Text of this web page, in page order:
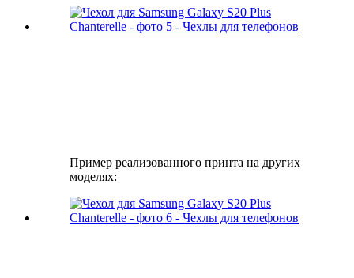
Пример реализованного принта на других
моделях: